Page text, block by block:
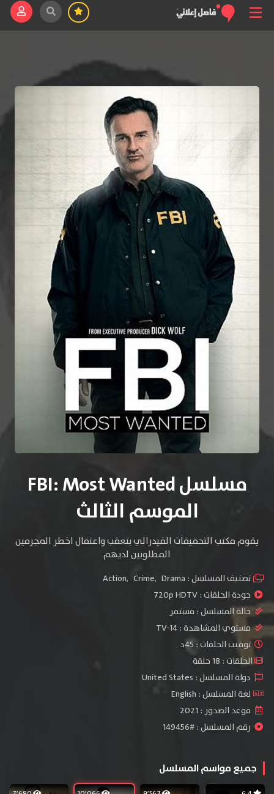
مسلسل FBI: Most Wanted
الموسم الثالث
يقوم مكتب التحقيقات الفيدرالي بتعقب واعتقال اخطر المجرمين
المطلوبين لديهم
تصنيف المسلسل : Action, Crime, Drama
جودة الحلقات :720p HDTV
حالة المسلسل : مستمر
مستوي المشاهدة :TV-14
توقيت الحلقات : 45د
الحلقات : 18 حلقة
دولة المسلسل : United States
لغة المسلسل : English
موعد الصدور : 2021
رقم المسلسل : #149456
جميع مواسم المسلسل